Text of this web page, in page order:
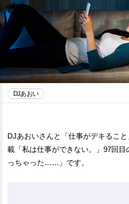
ウートピとは
Facebook
ア
す
DJあおい
DJあおいさんと「仕事がデキるこ
載「私は仕事ができない。」97回目
っちゃった……」です。